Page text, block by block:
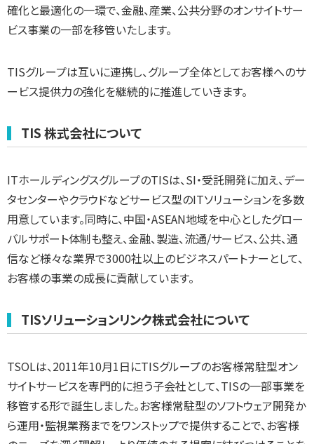
確化と最適化の一環で、金融、産業、公共分野のオンサイトサー
ビス事業の一部を移管いたします。
TISグループは互いに連携し、グループ全体としてお客様へのサ
ービス提供力の強化を継続的に推進していきます。
TIS 株式会社について
ITホールディングスグループのTISは、SI・受託開発に加え、デー
タセンターやクラウドなどサービス型のITソリューションを多数
用意しています。同時に、中国・ASEAN地域を中心としたグロー
バルサポート体制も整え、金融、製造、流通/サービス、公共、通
信など様々な業界で3000社以上のビジネスパートナーとして、
お客様の事業の成長に貢献しています。
TISソリューションリンク株式会社について
TSOLは、2011年10月1日にTISグループのお客様常駐型オン
サイトサービスを専門的に担う子会社として、TISの一部事業を
移管する形で誕生しました。お客様常駐型のソフトウェア開発か
ら運用・監視業務までをワンストップで提供することで、お客様